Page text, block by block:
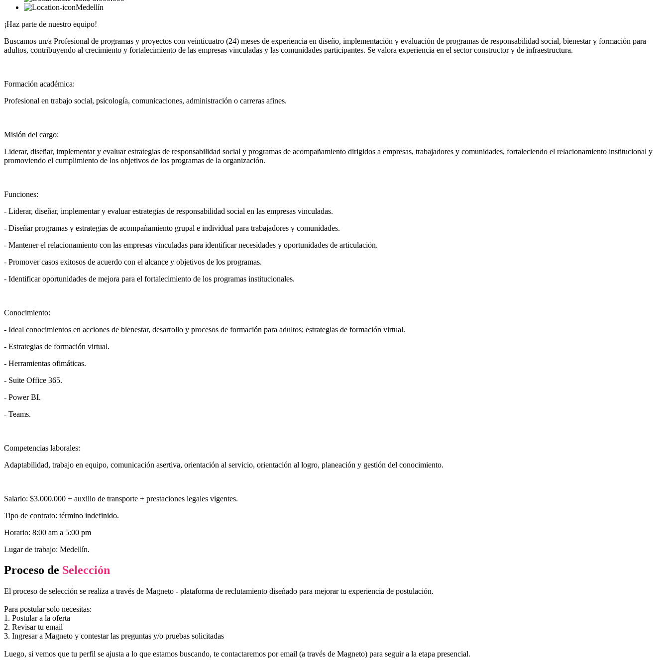
Medellín
¡Haz parte de nuestro equipo!
Buscamos un/a Profesional de programas y proyectos con veinticuatro (24) meses de experiencia en diseño, implementación y evaluación de programas de responsabilidad social, bienestar y formación para
adultos, contribuyendo al crecimiento y fortalecimiento de las empresas vinculadas y las comunidades participantes. Se valora experiencia en el sector constructor y de infraestructura.
Formación académica:
Profesional en trabajo social, psicología, comunicaciones, administración o carreras afines.
Misión del cargo:
Liderar, diseñar, implementar y evaluar estrategias de responsabilidad social y programas de acompañamiento dirigidos a empresas, trabajadores y comunidades, fortaleciendo el relacionamiento institucional y
promoviendo el cumplimiento de los objetivos de los programas de la organización.
Funciones:
- Liderar, diseñar, implementar y evaluar estrategias de responsabilidad social en las empresas vinculadas.
- Diseñar programas y estrategias de acompañamiento grupal e individual para trabajadores y comunidades.
- Mantener el relacionamiento con las empresas vinculadas para identificar necesidades y oportunidades de articulación.
- Promover casos exitosos de acuerdo con el alcance y objetivos de los programas.
- Identificar oportunidades de mejora para el fortalecimiento de los programas institucionales.
Conocimiento:
- Ideal conocimientos en acciones de bienestar, desarrollo y procesos de formación para adultos; estrategias de formación virtual.
- Estrategias de formación virtual.
- Herramientas ofimáticas.
- Suite Office 365.
- Power BI.
- Teams.
Competencias laborales:
Adaptabilidad, trabajo en equipo, comunicación asertiva, orientación al servicio, orientación al logro, planeación y gestión del conocimiento.
Salario: $3.000.000 + auxilio de transporte + prestaciones legales vigentes.
Tipo de contrato: término indefinido.
Horario: 8:00 am a 5:00 pm
Lugar de trabajo: Medellín.
Proceso de Selección
El proceso de selección se realiza a través de Magneto - plataforma de reclutamiento diseñado para mejorar tu experiencia de postulación.
Para postular solo necesitas:
1. Postular a la oferta
2. Revisar tu email
3. Ingresar a Magneto y contestar las preguntas y/o pruebas solicitadas
Luego, si vemos que tu perfil se ajusta a lo que estamos buscando, te contactaremos por email (a través de Magneto) para seguir a la etapa presencial.